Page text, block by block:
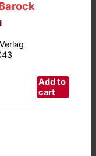
Add to
cart